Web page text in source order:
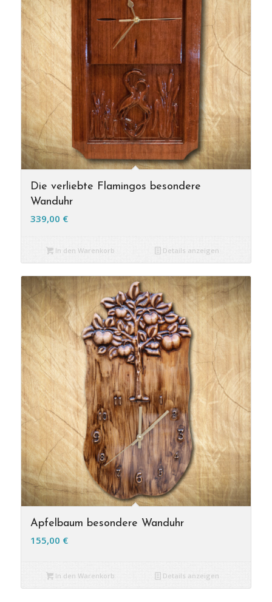
Die verliebte Flamingos besondere
Wanduhr
339,00 €
In den Warenkorb Details anzeigen
Apfelbaum besondere Wanduhr
155,00 €
In den Warenkorb Details anzeigen